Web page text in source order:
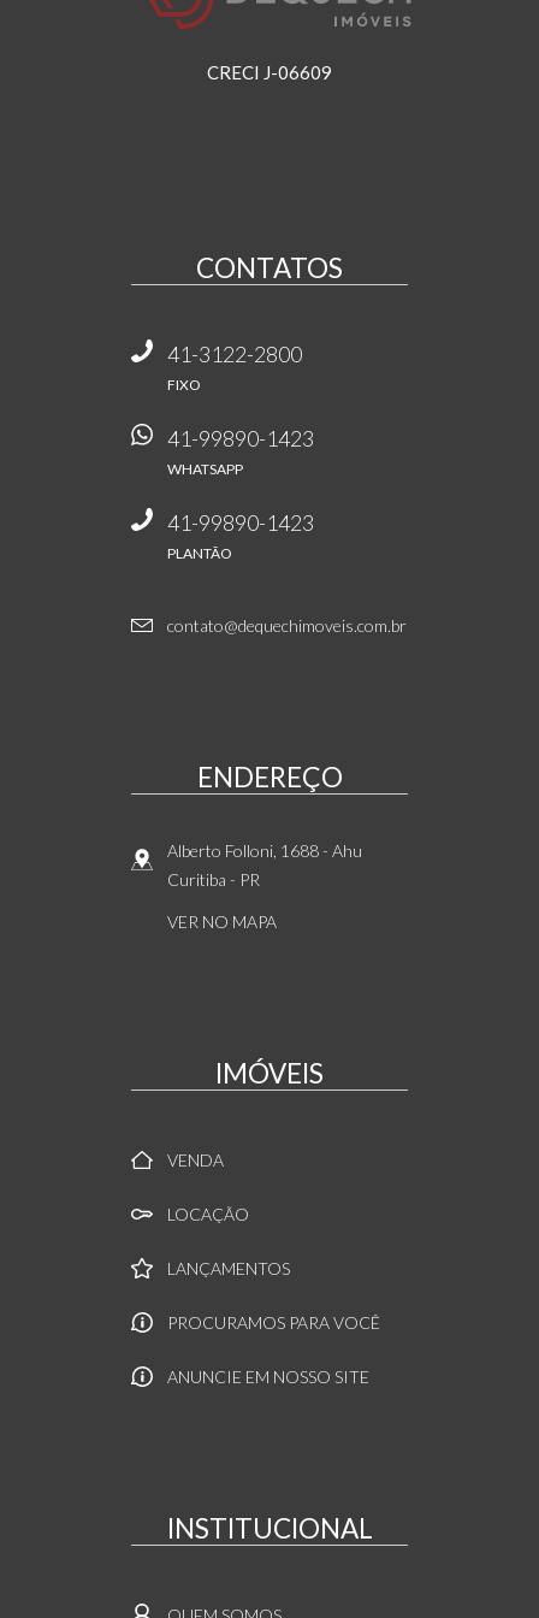
CRECI J-06609
CONTATOS
41-3122-2800
FIXO
41-99890-1423
WHATSAPP
41-99890-1423
PLANTÃO
contato@dequechimoveis.com.br
ENDEREÇO
Alberto Folloni, 1688- Ahu
Curitiba - PR
VER NO MAPA
IMÓVEIS
VENDA
LOCAÇÃO
LANÇAMENTOS
PROCURAMOS PARA VOCÊ
ANUNCIE EM NOSSO SITE
INSTITUCIONAL